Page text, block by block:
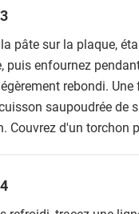
pâte sur la plaque,
puis enfournez
rebondi.
saupoudrée de
Couvrez d'un torchon